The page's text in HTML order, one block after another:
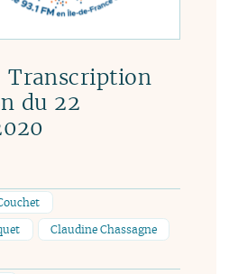
Transcription
du 22
Claudine Chassagne